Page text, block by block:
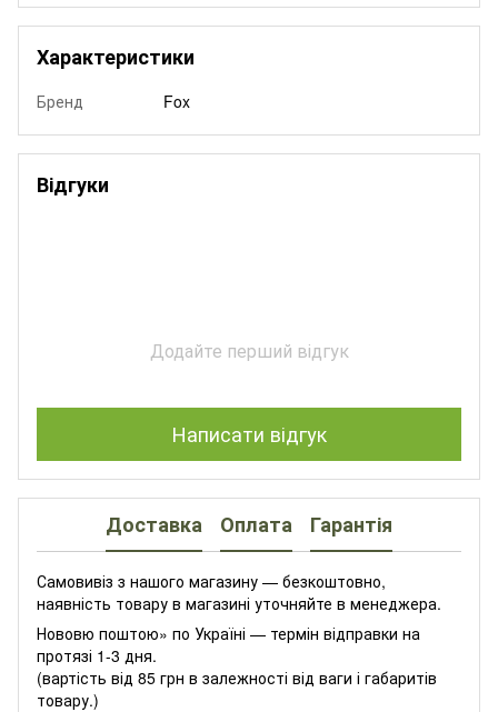
Характеристики
Бренд Fox
Відгуки
Додайте перший відгук
Написати відгук
Доставка Оплата Гарантія
Самовивіз з нашого магазину — безкоштовно,
наявність товару в магазині уточняйте в менеджера.
Нововю поштою» по Україні — термін відправки на
протязі 1-3 дня.
(вартість від 85 грн в залежності від ваги і габаритів
товару.)